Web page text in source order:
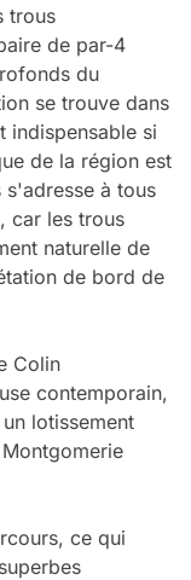
trous
de par-4
du
se trouve dans
indispensable si
de la région est
s'adresse à tous
car les trous
naturelle de
de bord de
Colin
contemporain,
lotissement
ce qui